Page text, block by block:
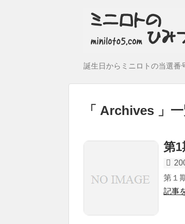
誕生日からミニロトの当選番
Archives
第1
第１
記事